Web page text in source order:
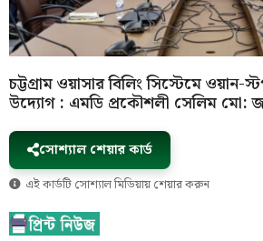
চট্টগ্রাম ওয়াসার বিলিং সিস্টেমে ওয়ান-
উদ্যোগ : এমডি প্রকৌশলী সেলিম মো:
সোশ্যাল শেয়ার কার্ড
এই কার্ডটি সোশ্যাল মিডিয়ায় শেয়ার করুন